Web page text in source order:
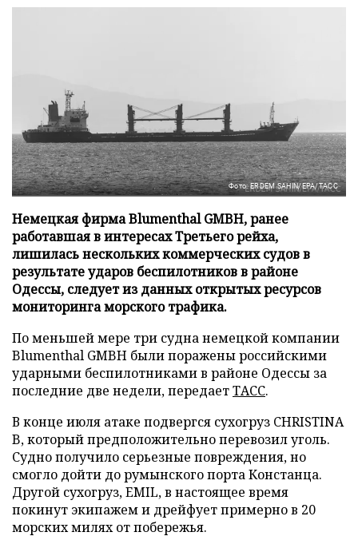
Фото: ERDEM SAHIN/EPA/ТАСС
Немецкая фирма Blumenthal GMBH, ранее
работавшая в интересах Третьего рейха,
лишилась нескольких коммерческих судов в
результате ударов беспилотников в районе
Одессы, следует из данных открытых ресурсов
мониторинга морского трафика.
По меньшей мере три судна немецкой компании
Blumenthal GMBH были поражены российскими
ударными беспилотниками в районе Одессы за
последние две недели, передаетТАСС.
В конце июля атаке подвергся сухогруз CHRISTINA
B, который предположительно перевозил уголь.
Судно получило серьезные повреждения, но
смогло дойти до румынского порта Констанца.
Другой сухогруз, EMIL, в настоящее время
покинут экипажем и дрейфует примерно в 20
морских милях от побережья.